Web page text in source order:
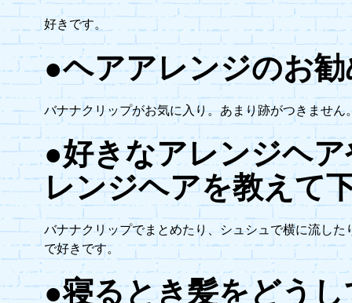
好きです。
●ヘアアレンジのお
バナナクリップがお気に入り。あまり跡がつきません
●好きなアレンジヘ
レンジヘアを教えて
バナナクリップでまとめたり、シュシュで横に流した
で好きです。
●寝るとき髪をどう